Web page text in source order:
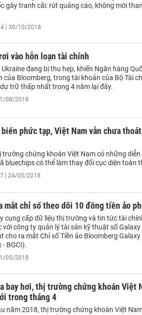
gây tranh cãi: rút quảng cáo, không mời
| 30/10/2018
vào hỗn loạn tài chính
đang bị thu hẹp, khiến Ngân hàng
của Bloomberg, trong tài khoản của Bộ Tài
trữ thấp nhất trong 4 năm lại đây.
08/2018
phức tạp, Việt Nam vẫn chưa
trường chứng khoán Việt Nam có những diễn
bluechips có thể làm thay đổi cục diện toàn
| 24/05/2018
mắt chỉ số theo dõi 10 đồng tiền ảo
cung cấp dữ liệu thị trường và tin tức tài
công ty quản lý tài sản kỹ thuật số Galaxy
cho ra mắt Chỉ số Tiền ảo Bloomberg
- BGCI).
05/2018
bay hơi, thị trường chứng khoán Việt
trong tháng 4
năm 2018, thị trường chứng khoán Việt